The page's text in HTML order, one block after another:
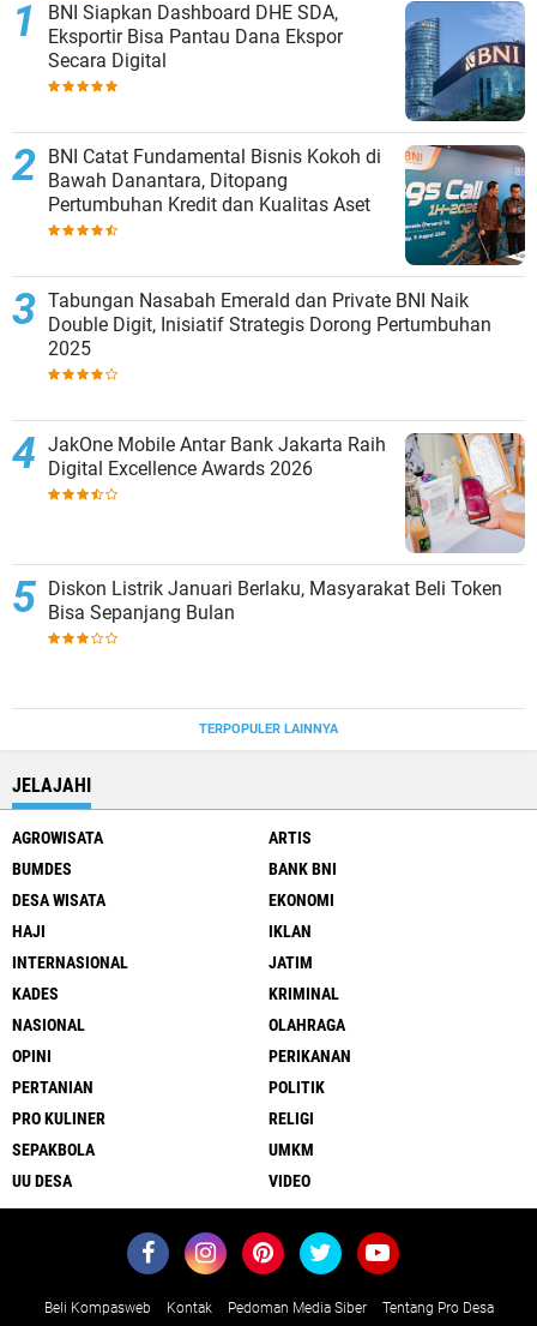
BNI Siapkan Dashboard DHE SDA,
Eksportir Bisa Pantau Dana Ekspor
Secara Digital
BNI Catat Fundamental Bisnis Kokoh di
Bawah Danantara, Ditopang
Pertumbuhan Kredit dan Kualitas Aset
Tabungan Nasabah Emerald dan Private BNI Naik
Double Digit, Inisiatif Strategis Dorong Pertumbuhan
2025
JakOne Mobile Antar Bank Jakarta Raih
Digital Excellence Awards 2026
Diskon Listrik Januari Berlaku, Masyarakat Beli Token
Bisa Sepanjang Bulan
TERPOPULER LAINNYA
JELAJAHI
AGROWISATA
ARTIS
BUMDES
BANK BNI
DESA WISATA
EKONOMI
HAJI
IKLAN
INTERNASIONAL
JATIM
KADES
KRIMINAL
NASIONAL
OLAHRAGA
OPINI
PERIKANAN
PERTANIAN
POLITIK
PRO KULINER
RELIGI
SEPAKBOLA
UMKM
UU DESA
VIDEO
Beli Kompasweb Kontak Pedoman Media Siber Tentang Pro Desa